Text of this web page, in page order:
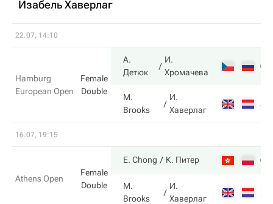
Изабель Хаверлаг
22.07, 14:10
Hamburg
European Open
Female
Double
А.
Детюк
И.
Хромачева
6
M.
Brooks
И.
Хаверлаг
3
16.07, 19:15
Athens Open
Female
Double
E. Chong К. Питер 6
M.
Brooks
И.
Хаверлаг
2